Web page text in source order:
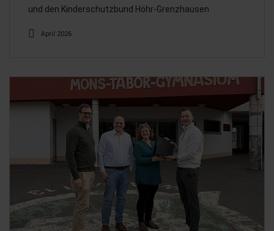
und den Kinderschutzbund Höhr-Grenzhausen
April 2026